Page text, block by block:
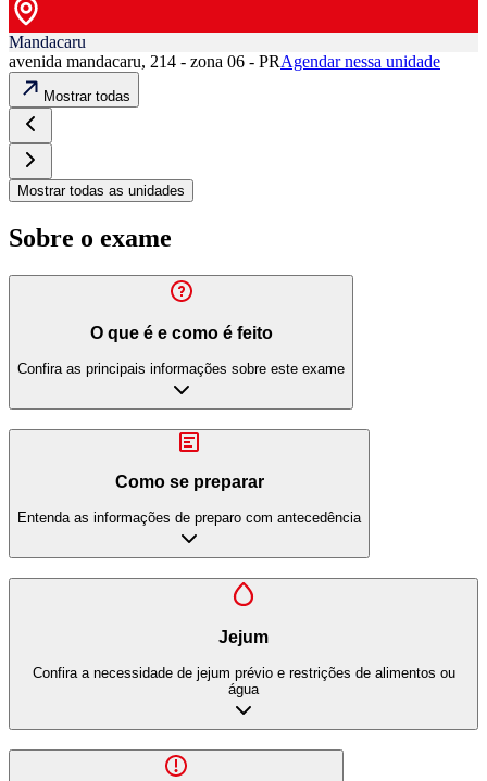
Mandacaru
avenida mandacaru, 214 - zona 06 - PRAgendar nessa unidade
Mostrar todas
Mostrar todas as unidades
Sobre o exame
O que é e como é feito
Confira as principais informações sobre este exame
Como se preparar
Entenda as informações de preparo com antecedência
Jejum
Confira a necessidade de jejum prévio e restrições de alimentos ou
água